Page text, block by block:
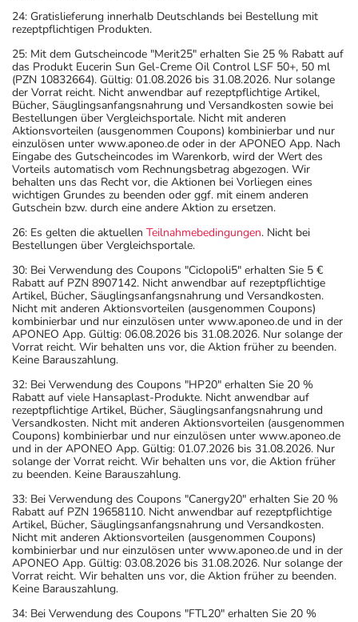
24: Gratislieferung innerhalb Deutschlands bei Bestellung mit
rezeptpflichtigen Produkten.
25: Mit dem Gutscheincode "Merit25" erhalten Sie 25 % Rabatt auf
das Produkt Eucerin Sun Gel-Creme Oil Control LSF 50+, 50 ml
(PZN 10832664). Gültig: 01.08.2026 bis 31.08.2026. Nur solange
der Vorrat reicht. Nicht anwendbar auf rezeptpflichtige Artikel,
Bücher, Säuglingsanfangsnahrung und Versandkosten sowie bei
Bestellungen über Vergleichsportale. Nicht mit anderen
Aktionsvorteilen (ausgenommen Coupons) kombinierbar und nur
einzulösen unter www.aponeo.de oder in der APONEO App. Nach
Eingabe des Gutscheincodes im Warenkorb, wird der Wert des
Vorteils automatisch vom Rechnungsbetrag abgezogen. Wir
behalten uns das Recht vor, die Aktionen bei Vorliegen eines
wichtigen Grundes zu beenden oder ggf. mit einem anderen
Gutschein bzw. durch eine andere Aktion zu ersetzen.
26: Es gelten die aktuellen Teilnahmebedingungen. Nicht bei
Bestellungen über Vergleichsportale.
30: Bei Verwendung des Coupons "Ciclopoli5" erhalten Sie 5 €
Rabatt auf PZN 8907142. Nicht anwendbar auf rezeptpflichtige
Artikel, Bücher, Säuglingsanfangsnahrung und Versandkosten.
Nicht mit anderen Aktionsvorteilen (ausgenommen Coupons)
kombinierbar und nur einzulösen unter www.aponeo.de und in der
APONEO App. Gültig: 06.08.2026 bis 31.08.2026. Nur solange der
Vorrat reicht. Wir behalten uns vor, die Aktion früher zu beenden.
Keine Barauszahlung.
32: Bei Verwendung des Coupons "HP20" erhalten Sie 20 %
Rabatt auf viele Hansaplast-Produkte. Nicht anwendbar auf
rezeptpflichtige Artikel, Bücher, Säuglingsanfangsnahrung und
Versandkosten. Nicht mit anderen Aktionsvorteilen (ausgenommen
Coupons) kombinierbar und nur einzulösen unter www.aponeo.de
und in der APONEO App. Gültig: 01.07.2026 bis 31.08.2026. Nur
solange der Vorrat reicht. Wir behalten uns vor, die Aktion früher
zu beenden. Keine Barauszahlung.
33: Bei Verwendung des Coupons "Canergy20" erhalten Sie 20 %
Rabatt auf PZN 19658110. Nicht anwendbar auf rezeptpflichtige
Artikel, Bücher, Säuglingsanfangsnahrung und Versandkosten.
Nicht mit anderen Aktionsvorteilen (ausgenommen Coupons)
kombinierbar und nur einzulösen unter www.aponeo.de und in der
APONEO App. Gültig: 03.08.2026 bis 31.08.2026. Nur solange der
Vorrat reicht. Wir behalten uns vor, die Aktion früher zu beenden.
Keine Barauszahlung.
34: Bei Verwendung des Coupons "FTL20" erhalten Sie 20 %